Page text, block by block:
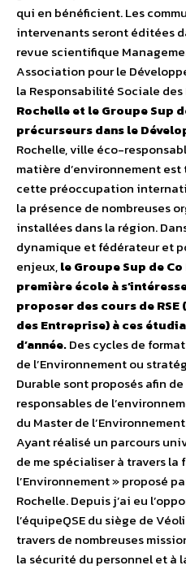
qui en bénéficient. Les
intervenants seront éditées
revue scientifique
Association pour le
la Responsabilité Sociale
Rochelle et le Groupe Sup
précurseurs dans le
Rochelle, ville éco-
matière d’environnement
cette préoccupation
la présence de nombreuses
installées dans la région.
dynamique et fédérateur et
enjeux,le Groupe Sup de
première école à
proposer des cours de
des Entreprise) à ces
d’année.Des cycles de
de l’Environnement ou
Durable sont proposés afin
responsables de
du Master de
Ayant réalisé un parcours
de me spécialiser à travers
l’Environnement » proposé
Rochelle. Depuis j’ai eu
l’équipeQSE du siège de
travers de nombreuses
la sécurité du personnel et à